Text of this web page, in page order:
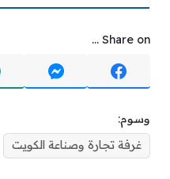
Share on ...
وسوم:
غرفة تجارة وصناعة الكويت